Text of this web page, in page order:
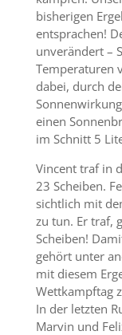
bisherigen
entsprachen!
unverändert –
Temperaturen
dabei, durch
einen
im Schnitt 5
Vincent traf in
23 Scheiben.
sichtlich mit
zu tun. Er traf,
Scheiben!
gehört unter
mit diesem
Wettkampftag
In der letzten
Marvin und